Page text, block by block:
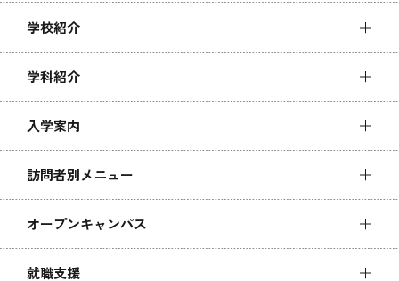
学校紹介
学科紹介
入学案内
訪問者別メニュー
オープンキャンパス
就職支援